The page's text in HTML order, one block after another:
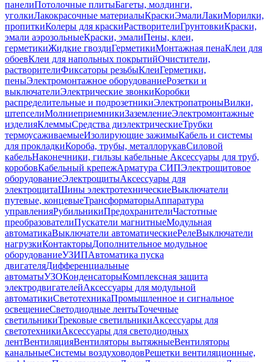
панелиПотолочные плитыБагеты, молдинги,
уголкиЛакокрасочные материалыКраскиЭмалиЛакиМорилки,
пропиткиКолеры для краскиРастворителиГрунтовкиКраски,
эмали аэрозольныеКраски, эмалиПены, клеи,
герметикиЖидкие гвоздиГерметикиМонтажная пенаКлеи для
обоевКлеи для напольных покрытийОчистители,
растворителиФиксаторы резьбыКлеиГерметики,
пеныЭлектромонтажное оборудованиеРозетки и
выключателиЭлектрические звонкиКоробки
распределительные и подрозетникиЭлектропатроныВилки,
штепселиМолниеприемникиЗаземлениеЭлектромонтажные
изделияКлеммыСредства диэлектрическиеТрубки
термоусаживаемыеИзолирующие зажимыКабель и системы
для прокладкиКороба, трубы, металлорукавСиловой
кабельНаконечники, гильзы кабельные Аксессуары для труб,
коробовКабельный крепежАрматура СИПЭлектрощитовое
оборудованиеЭлектрощитыАксессуары для
электрощитаШины электротехническиеВыключатели
путевые, концевыеТрансформаторыАппаратура
управленияРубильникиПредохранителиЧастотные
преобразователиПускатели магнитныеМодульная
автоматикаВыключатели автоматическиеРелеВыключатели
нагрузкиКонтакторыДополнительное модульное
оборудованиеУЗИПАвтоматика пуска
двигателяДифференциальные
автоматыУЗОКонденсаторыКомплексная защита
электродвигателейАксессуары для модульной
автоматикиСветотехникаПромышленное и сигнальное
освещениеСветодиодные лентыТочечные
светильникиТрековые светильникиАксессуары для
светотехникиАксессуары для светодиодных
лентВентиляцияВентиляторы вытяжныеВентиляторы
канальныеСистемы воздуховодовРешетки вентиляционные,